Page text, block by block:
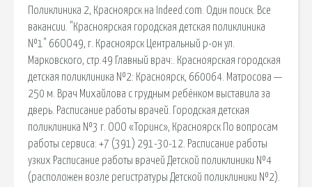
Поликлиника 2, Красноярск на Indeed.com. Один поиск. Все
вакансии. "Красноярская городская детская поликлиника
№1" 66ОО49, г. Красноярск Центральный р-он ул.
Марковского, стр.49 Главный врач:. Красноярская городская
детская поликлиника №2: Красноярск, 660064. Матросова —
250 м. Врач Михайлова с грудным ребёнком выставила за
дверь. Расписание работы врачей. Городская детская
поликлиника №3 г. ООО «Торинс», Красноярск По вопросам
работы сервиса: +7 (391) 291-30-12. Расписание работы
узких Расписание работы врачей Детской поликлиники №4
(расположен возле регистратуры Детской поликлиники №2).